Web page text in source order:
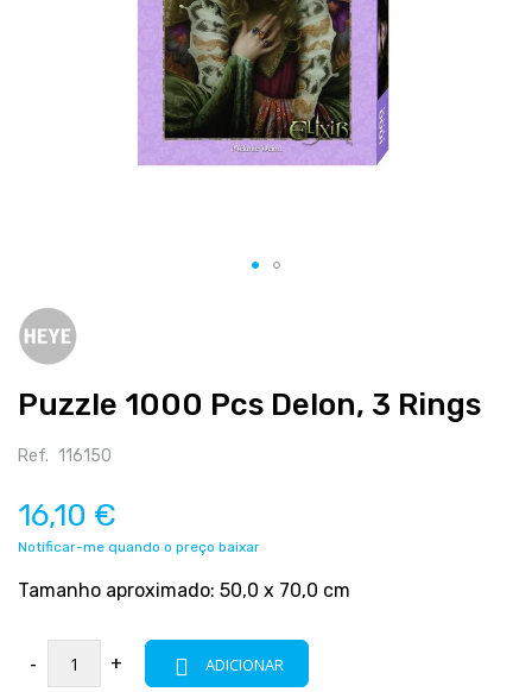
Puzzle 1000 Pcs Delon, 3 Rings
Ref. 116150
16,10 €
Notificar-me quando o preço baixar
Tamanho aproximado: 50,0 x 70,0 cm
- + ADICIONAR
para
o
da
de